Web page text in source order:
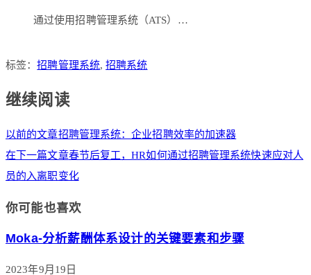
通过使用招聘管理系统（ATS）…
标签：招聘管理系统,招聘系统
继续阅读
以前的文章招聘管理系统：企业招聘效率的加速器
在下一篇文章春节后复工，HR如何通过招聘管理系统快速应对人
员的入离职变化
你可能也喜欢
Moka-分析薪酬体系设计的关键要素和步骤
2023年9月19日